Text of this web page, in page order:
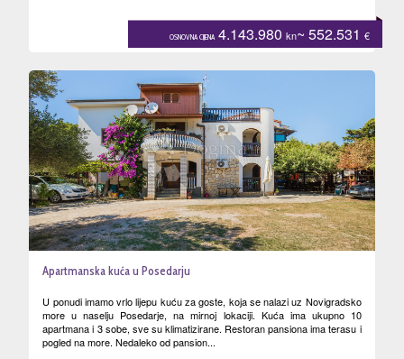
OSNOVNA CIJENA 4.143.980 kn~ 552.531 €
Apartmanska kuća u Posedarju
U ponudi imamo vrlo lijepu kuću za goste, koja se nalazi uz Novigradsko
more u naselju Posedarje, na mirnoj lokaciji. Kuća ima ukupno 10
apartmana i 3 sobe, sve su klimatizirane. Restoran pansiona ima terasu i
pogled na more. Nedaleko od pansion...